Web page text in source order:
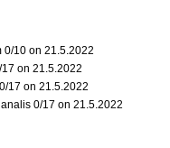
0/10 on 21.5.2022
on 21.5.2022
17 on 21.5.2022
0/17 on 21.5.2022